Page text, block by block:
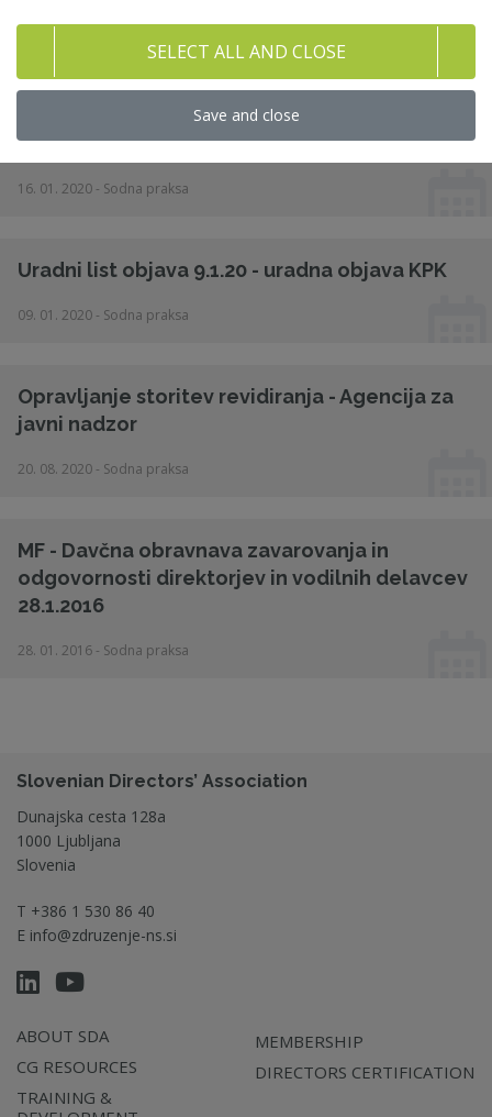
vsebine
Ugotovitve komisije o ravnanju upanje občine
Trbovlje 16. 1. 2020
16. 01. 2020 - Sodna praksa
Uradni list objava 9.1.20 - uradna objava KPK
09. 01. 2020 - Sodna praksa
Opravljanje storitev revidiranja - Agencija za
javni nadzor
20. 08. 2020 - Sodna praksa
MF - Davčna obravnava zavarovanja in
odgovornosti direktorjev in vodilnih delavcev
28.1.2016
28. 01. 2016 - Sodna praksa
Slovenian Directors’ Association
Dunajska cesta 128a
1000 Ljubljana
Slovenia
T +386 1 530 86 40
E info@zdruzenje-ns.si
ABOUT SDA
CG RESOURCES
TRAINING &
MEMBERSHIP
DIRECTORS CERTIFICATION
SELECT ALL AND CLOSE
Save and close